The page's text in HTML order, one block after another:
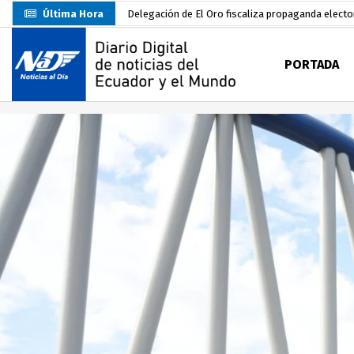
Última Hora Gobierno Estudiantil Ugartino 2026-2027, fue
Prefecto Clemente Bravo Inauguró Centro de
Carlos Rodríguez presentó documentación
Colombia reanuda venta de energía
Carlos Rodríguez inscribe su candidatura a la
Carlos Carrión Figueroa, Premio Nacional de
Incendio en local de comidas fue extinguido por
Presentación de Candidaturas de las Elecciones
Unidad Popular confirma acuerdo político con
PORTADA